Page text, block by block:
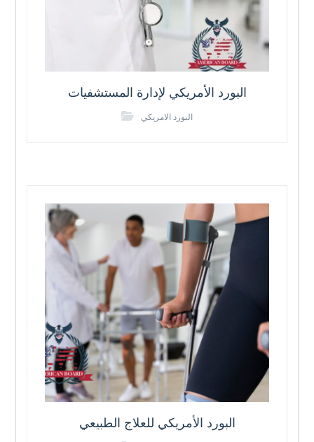
البورد الأمريكي لإدارة المستشفيات
البورد الامريكي
البورد الأمريكي للعلاج الطبيعي